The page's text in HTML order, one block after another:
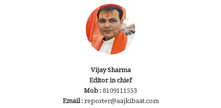
Vijay Sharma
Editor in chief
Mob :8109111553
Email :reporter@aajkibaat.com